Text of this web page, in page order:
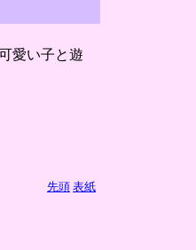
愛い子と遊
先頭 表紙